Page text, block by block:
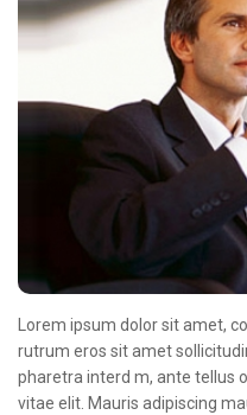
Lorem ipsum dolor sit amet,
rutrum eros sit amet
pharetra interd m, ante tellus
vitae elit. Mauris adipiscing